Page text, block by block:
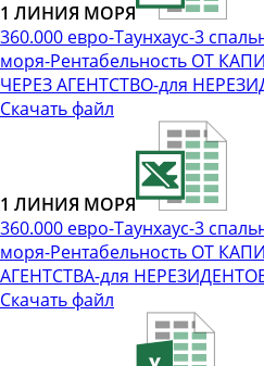
1 ЛИНИЯ МОРЯ
360.000 евро-Таунхаус-3
моря-Рентабельность ОТ
ЧЕРЕЗ АГЕНТСТВО-для
Скачать файл
1 ЛИНИЯ МОРЯ
360.000 евро-Таунхаус-3
моря-Рентабельность ОТ
АГЕНТСТВА-для
Скачать файл